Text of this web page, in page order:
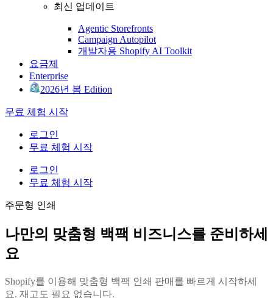
최신 업데이트
Agentic Storefronts
Campaign Autopilot
개발자용 Shopify AI Toolkit
요금제
Enterprise
2026년 봄 Edition
무료 체험 시작
로그인
무료 체험 시작
로그인
무료 체험 시작
주문형 인쇄
나만의 맞춤형 백팩 비즈니스를 준비하세
요
Shopify를 이용해 맞춤형 백팩 인쇄 판매를 빠르게 시작하세
요. 재고도 필요 없습니다.